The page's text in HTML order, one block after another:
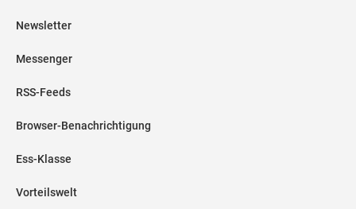
Newsletter
Messenger
RSS-Feeds
Browser-Benachrichtigung
Ess-Klasse
Vorteilswelt